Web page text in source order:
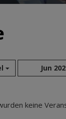
Jun
Aug 2026
keine